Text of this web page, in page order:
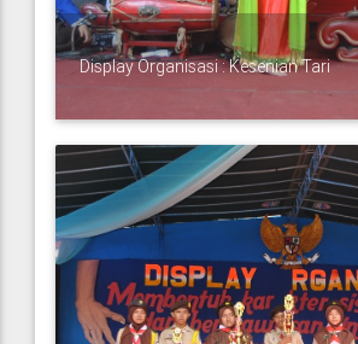
Display Organisasi : Kesenian Tari